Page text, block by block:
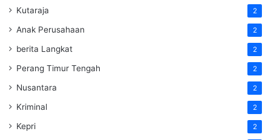
Kutaraja 2
Anak Perusahaan 2
berita Langkat 2
Perang Timur Tengah 2
Nusantara 2
Kriminal 2
Kepri 2